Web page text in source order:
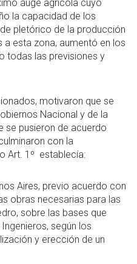
auge agrícola cuyo
la capacidad de los
pletórico de la producción
esta zona, aumentó en los
todas las previsiones y
motivaron que se
Nacional y de la
se pusieron de acuerdo
con la
Art. 1º establecía:
Aires, previo acuerdo con
obras necesarias para las
sobre las bases que
según los
y erección de un